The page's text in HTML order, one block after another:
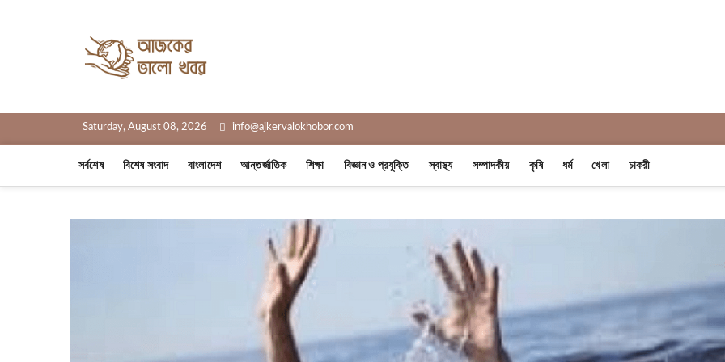
Saturday, August 08, 2026 info@ajkervalokhobor.com
সর্বশেষ বিশেষ সংবাদ বাংলাদেশ আন্তর্জাতিক শিক্ষা বিজ্ঞান ও প্রযুক্তি স্বাস্থ্য সম্পাদকীয় কৃষি ধর্ম খেলা চাকরী